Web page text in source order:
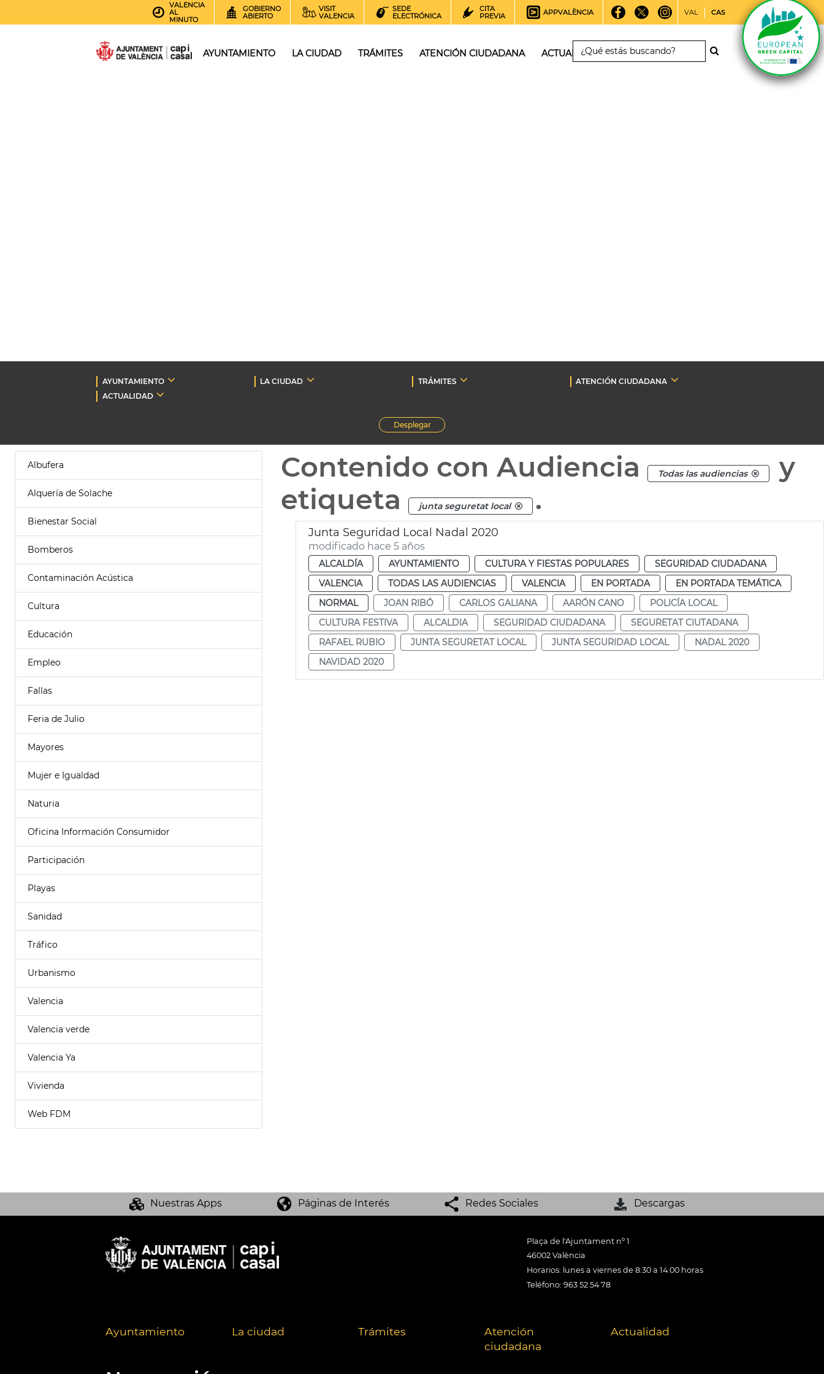
VALENCIA
AL
MINUTO
GOBIERNO
ABIERTO
VISIT
VALENCIA
SEDE
ELECTRÓNICA
CITA
PREVIA
APPVALÈNCIA VAL CAS
AYUNTAMIENTO LA CIUDAD TRÁMITES ATENCIÓN CIUDADANA ACTUALIDAD
AYUNTAMIENTO LA CIUDAD TRÁMITES
ATENCIÓN CIUDADANA
ACTUALIDAD
Desplegar
Albufera
Alquería de Solache
Bienestar Social
Bomberos
Contaminación Acústica
Cultura
Educación
Empleo
Fallas
Feria de Julio
Mayores
Mujer e Igualdad
Naturia
Oficina Información Consumidor
Participación
Playas
Sanidad
Tráfico
Urbanismo
Valencia
Valencia verde
Valencia Ya
Vivienda
Web FDM
Contenido con Audiencia Todas las audiencias
y
etiqueta
junta seguretat local .
Junta Seguridad Local Nadal 2020
modificado hace 5 años
ALCALDÍA AYUNTAMIENTO CULTURA Y FIESTAS POPULARES
SEGURIDAD CIUDADANA
VALENCIA
TODAS LAS AUDIENCIAS VALENCIA EN PORTADA
EN PORTADA TEMÁTICA
NORMAL
JOAN RIBÓ CARLOS GALIANA AARÓN CANO
POLICÍA LOCAL
CULTURA FESTIVA
ALCALDIA SEGURIDAD CIUDADANA
SEGURETAT CIUTADANA
RAFAEL RUBIO
JUNTA SEGURETAT LOCAL JUNTA SEGURIDAD LOCAL
NADAL 2020
NAVIDAD 2020
Nuestras Apps Páginas de Interés Redes Sociales Descargas
Plaça de l'Ajuntament nº 1
46002 València
Horarios: lunes a viernes de 8:30 a 14:00 horas
Teléfono: 963 52 54 78
Ayuntamiento La ciudad Trámites
Atención
ciudadana
Actualidad